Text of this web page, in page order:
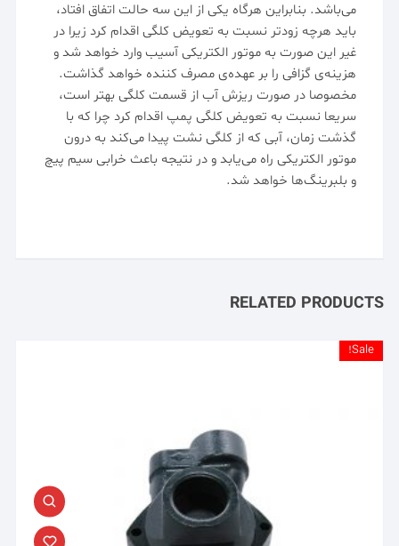
می‌باشد. بنابراین هرگاه یکی از این سه حالت اتفاق افتاد،
باید هرچه زودتر نسبت به تعویض کلگی اقدام کرد زیرا در
غیر این صورت به موتور الکتریکی آسیب وارد خواهد شد و
هزینه‌ی گزافی را بر عهده‌ی مصرف کننده خواهد گذاشت.
مخصوصا در صورت ریزش آب از قسمت کلگی بهتر است،
سریعا نسبت به تعویض کلگی پمپ اقدام کرد چرا که با
گذشت زمان، آبی که از کلگی نشت پیدا می‌کند به درون
موتور الکتریکی راه می‌یابد و در نتیجه باعث خرابی سیم پیچ
و بلبرینگ‌ها خواهد شد.
RELATED PRODUCTS
Sale!